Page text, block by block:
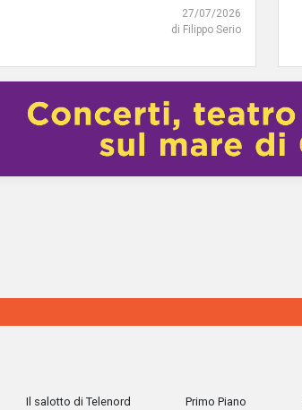
27/07/2026
di Filippo Serio
Il salotto di Telenord
Primo Piano